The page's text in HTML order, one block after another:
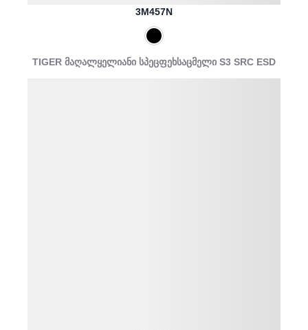
3M457N
TIGER მაღალყელიანი სპეცფეხსაცმელი S3 SRC ESD